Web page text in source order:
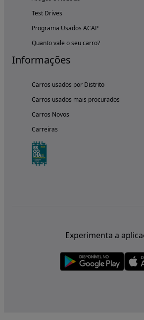
Test Drives
Programa Usados ACAP
Quanto vale o seu carro?
Informações
Carros usados por Distrito
Carros usados mais procurados
Carros Novos
Carreiras
Experimenta a